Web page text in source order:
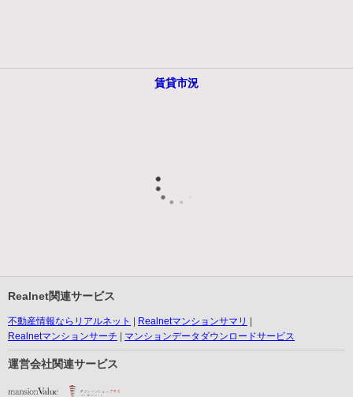
賃貸市況
Realnet関連サービス
不動産情報ならリアルネット
Realnetマンションサマリ
Realnetマンションサーチ
マンションデータダウンロードサービス
運営会社関連サービス